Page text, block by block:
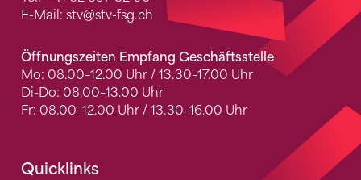
E-Mail: stv@stv-fsg.ch
Öffnungszeiten Empfang Geschäftsstelle
Mo: 08.00–12.00 Uhr / 13.30–17.00 Uhr
Di-Do: 08.00–13.00 Uhr
Fr: 08.00–12.00 Uhr / 13.30–16.00 Uhr
Quicklinks